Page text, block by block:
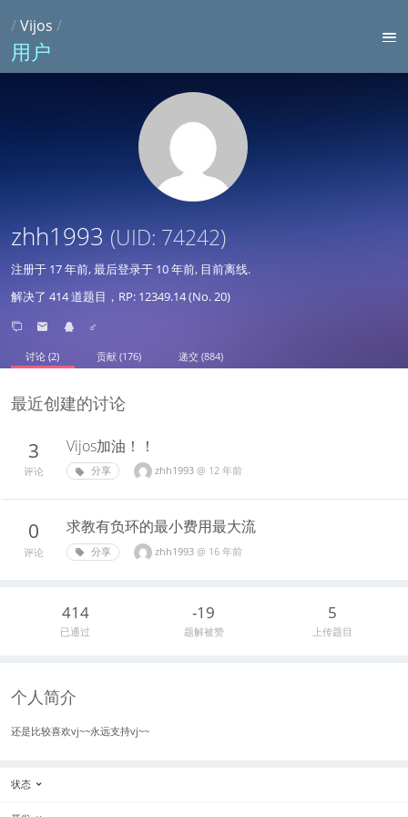
/Vijos /
用户
zhh1993 (UID: 74242)
注册于 17 年前, 最后登录于 10 年前, 目前离线.
解决了 414 道题目，RP: 12349.14 (No. 20)
♂
讨论 (2) 贡献 (176) 递交 (884)
最近创建的讨论
3
评论
Vijos加油！！
分享 zhh1993 @ 12 年前
0
评论
求教有负环的最小费用最大流
分享 zhh1993 @ 16 年前
414
已通过
-19
题解被赞
5
上传题目
个人简介
还是比较喜欢vj~~永远支持vj~~
状态